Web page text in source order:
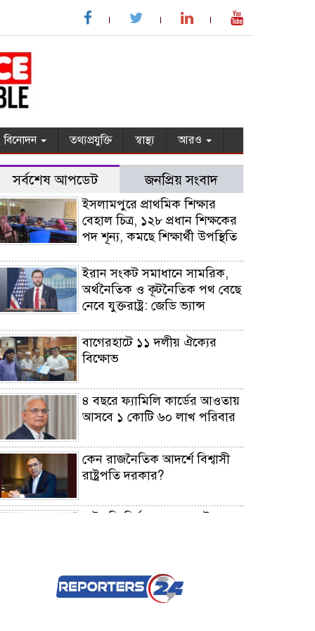
বিনোদন তথ্যপ্রযুক্তি স্বাস্থ্য আরও
সর্বশেষ আপডেট জনপ্রিয় সংবাদ
ইসলামপুরে প্রাথমিক শিক্ষার
বেহাল চিত্র, ১২৮ প্রধান শিক্ষকের
পদ শূন্য, কমছে শিক্ষার্থী উপস্থিতি
ইরান সংকট সমাধানে সামরিক,
অর্থনৈতিক ও কূটনৈতিক পথ বেছে
নেবে যুক্তরাষ্ট্র: জেডি ভ্যান্স
বাগেরহাটে ১১ দলীয় ঐক্যের
বিক্ষোভ
৪ বছরে ফ্যামিলি কার্ডের আওতায়
আসবে ১ কোটি ৬০ লাখ পরিবার
কেন রাজনৈতিক আদর্শে বিশ্বাসী
রাষ্ট্রপতি দরকার?
রাষ্ট্রপতি নির্বাচন ২০ আগস্ট
যদি সংসদ বয়কট করে রাজপথে
আসি দুই দিনও টিকতে পারবেন
না: মুফতি আমির হামজা